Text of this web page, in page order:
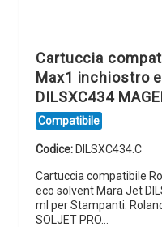
Cartuccia
Max1 inchiostro
DILSXC434
Compatibile
Codice: DILSXC434.C
Cartuccia compatibile
eco solvent Mara Jet
ml per Stampanti:
SOLJET PRO…